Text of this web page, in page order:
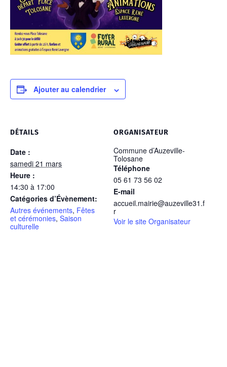
Ajouter au calendrier
DÉTAILS
Date :
samedi 21 mars
Heure :
14:30 à 17:00
Catégories d’Évènement:
Autres événements, Fêtes
et cérémonies, Saison
culturelle
ORGANISATEUR
Commune d’Auzeville-
Tolosane
Téléphone
05 61 73 56 02
E-mail
accueil.mairie@auzeville31.f
r
Voir le site Organisateur